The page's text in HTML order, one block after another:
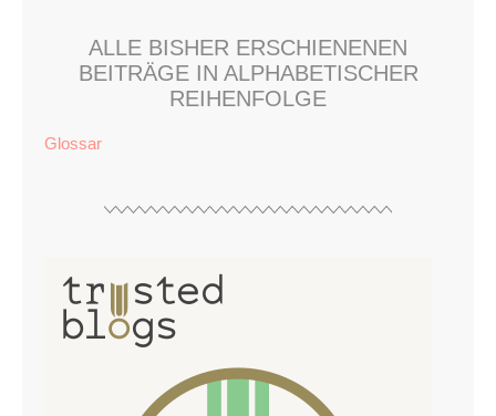
ALLE BISHER ERSCHIENENEN
BEITRÄGE IN ALPHABETISCHER
REIHENFOLGE
Glossar